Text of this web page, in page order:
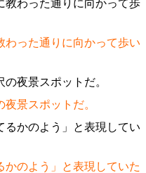
わった通りに向かって歩い
景スポットだ。
かのよう」と表現していた